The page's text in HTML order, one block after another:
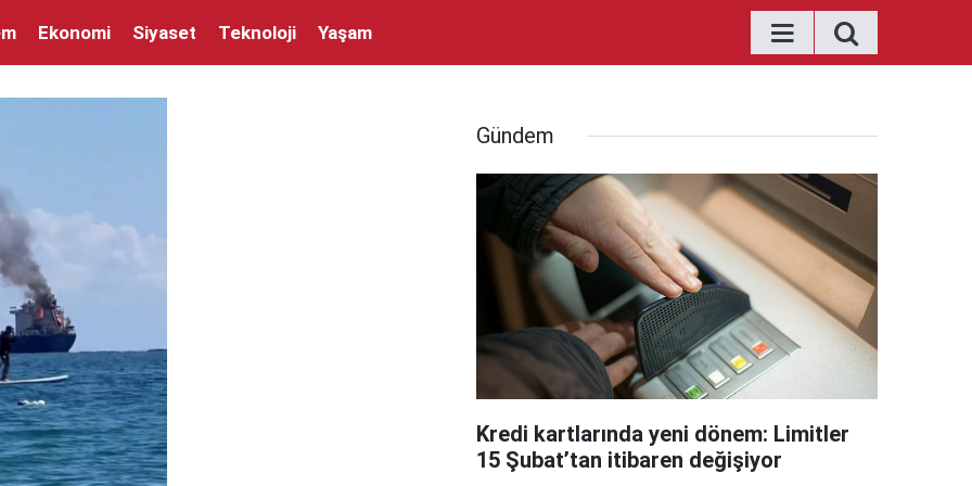
Ekonomi Siyaset Teknoloji Yaşam
Gündem
Kredi kartlarında yeni dönem: Limitler
15 Şubat’tan itibaren değişiyor